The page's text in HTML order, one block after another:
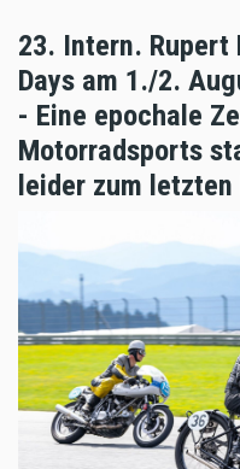
23. Intern. Rupert
Days am 1./2.
- Eine epochale
Motorradsports
leider zum letzten